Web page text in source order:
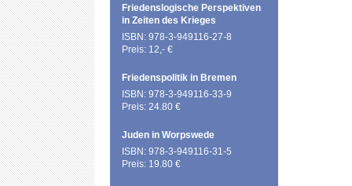
Friedenslogische Perspektiven
in Zeiten des Krieges
ISBN: 978-3-949116-27-8
Preis: 12,- €
Friedenspolitik in Bremen
ISBN: 978-3-949116-33-9
Preis: 24.80 €
Juden in Worpswede
ISBN: 978-3-949116-31-5
Preis: 19.80 €